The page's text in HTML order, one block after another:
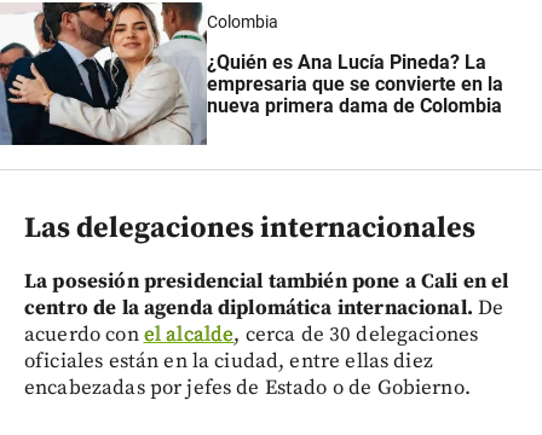
Colombia
¿Quién es Ana Lucía Pineda? La
empresaria que se convierte en la
nueva primera dama de Colombia
Las delegaciones internacionales
La posesión presidencial también pone a Cali en el
centro de la agenda diplomática internacional. De
acuerdo conel alcalde, cerca de 30 delegaciones
oficiales están en la ciudad, entre ellas diez
encabezadas por jefes de Estado o de Gobierno.